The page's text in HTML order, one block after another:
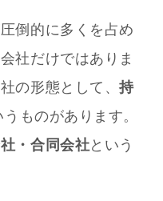
倒的に多くを占め
社だけではありま
の形態として、持
ものがあります。
・合同会社という